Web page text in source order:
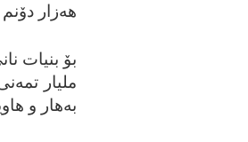
هه‌زار
ملیار
به‌هار و